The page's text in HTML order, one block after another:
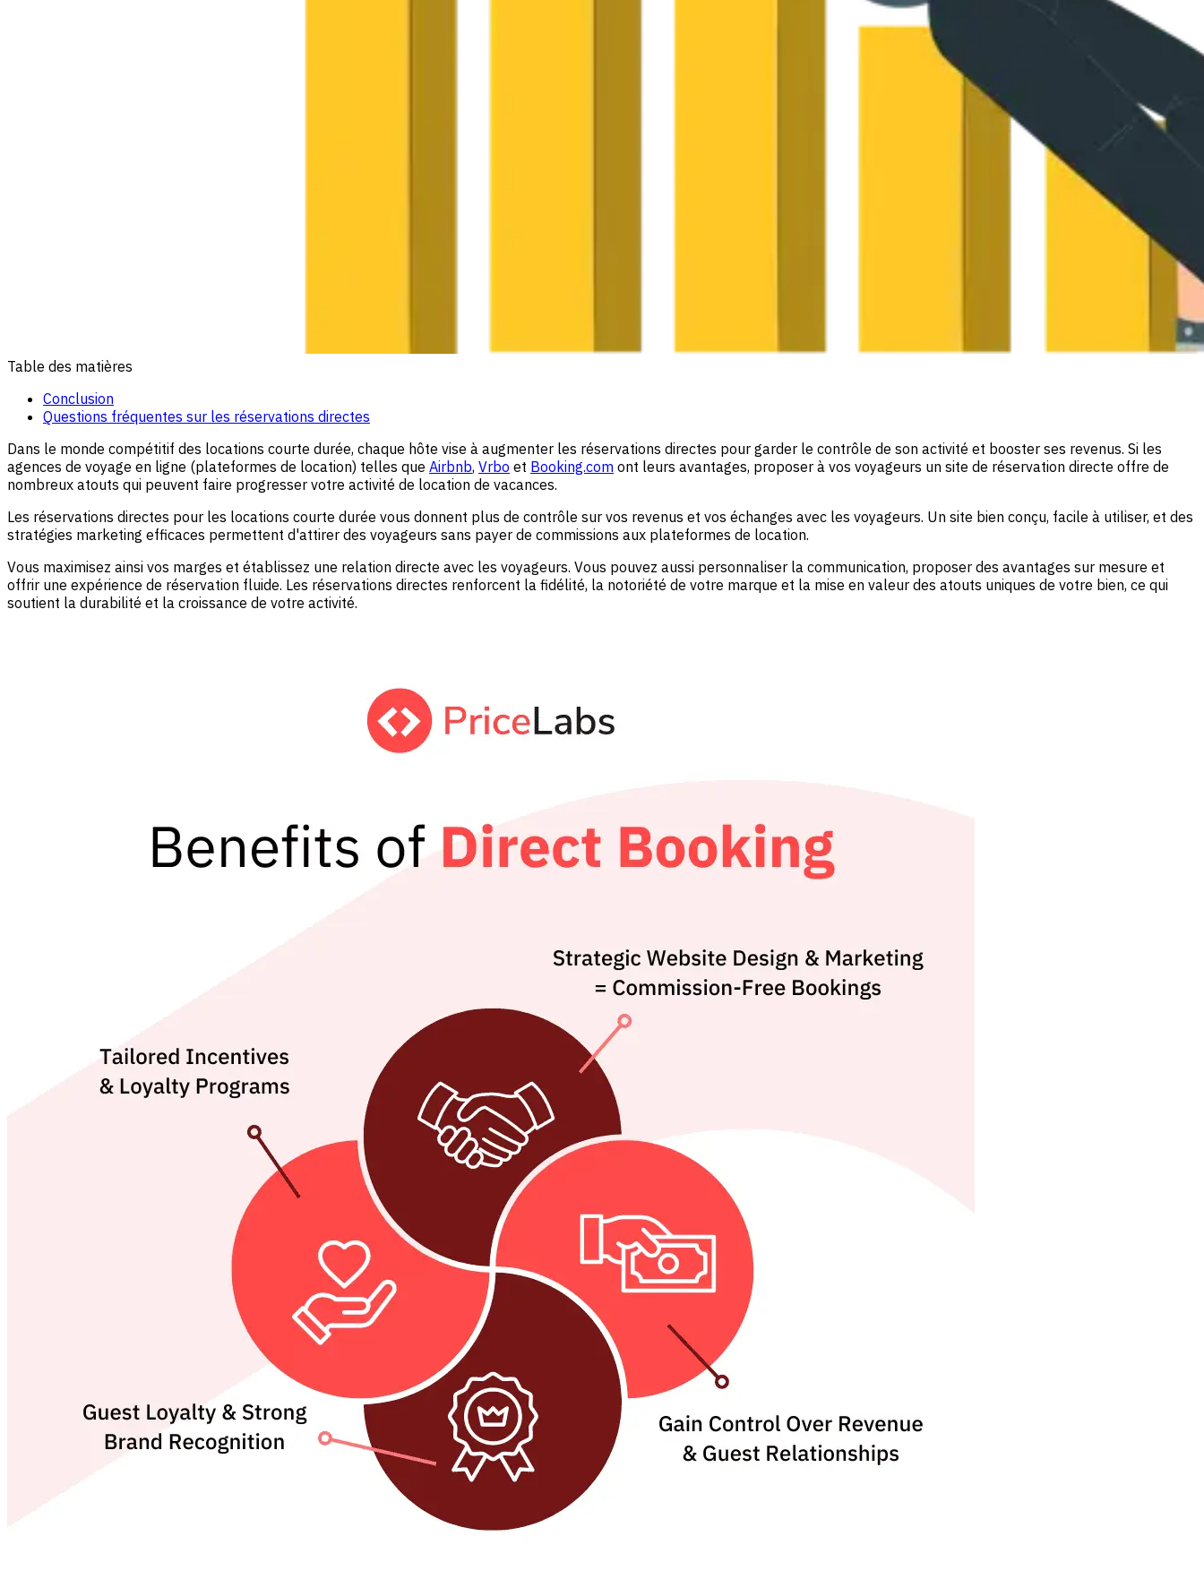
Table des matières
Conclusion
Questions fréquentes sur les réservations directes
Dans le monde compétitif des locations courte durée, chaque hôte vise à augmenter les réservations directes pour garder le contrôle de son activité et booster ses revenus. Si les
agences de voyage en ligne (plateformes de location) telles que Airbnb, Vrbo et Booking.com ont leurs avantages, proposer à vos voyageurs un site de réservation directe offre de
nombreux atouts qui peuvent faire progresser votre activité de location de vacances.
Les réservations directes pour les locations courte durée vous donnent plus de contrôle sur vos revenus et vos échanges avec les voyageurs. Un site bien conçu, facile à utiliser, et des
stratégies marketing efficaces permettent d'attirer des voyageurs sans payer de commissions aux plateformes de location.
Vous maximisez ainsi vos marges et établissez une relation directe avec les voyageurs. Vous pouvez aussi personnaliser la communication, proposer des avantages sur mesure et
offrir une expérience de réservation fluide. Les réservations directes renforcent la fidélité, la notoriété de votre marque et la mise en valeur des atouts uniques de votre bien, ce qui
soutient la durabilité et la croissance de votre activité.